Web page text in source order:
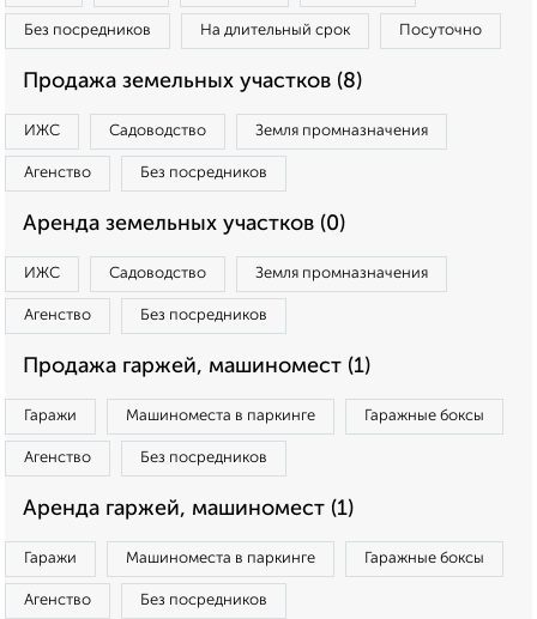
Без посредников На длительный срок Посуточно
Продажа земельных участков (8)
ИЖС Садоводство Земля промназначения
Агенство Без посредников
Аренда земельных участков (0)
ИЖС Садоводство Земля промназначения
Агенство Без посредников
Продажа гаржей, машиномест (1)
Гаражи Машиноместа в паркинге Гаражные боксы
Агенство Без посредников
Аренда гаржей, машиномест (1)
Гаражи Машиноместа в паркинге Гаражные боксы
Агенство Без посредников